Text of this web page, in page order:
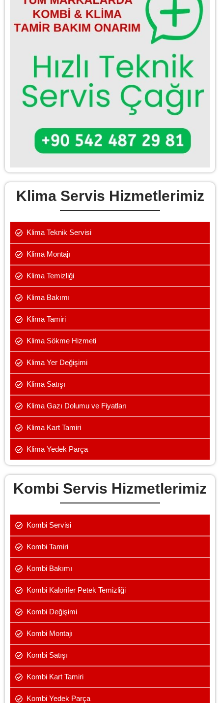
Klima Servis Hizmetlerimiz
Klima Teknik Servisi
Klima Montajı
Klima Temizliği
Klima Bakımı
Klima Tamiri
Klima Sökme Hizmeti
Klima Yer Değişimi
Klima Satışı
Klima Gazı Dolumu ve Fiyatları
Klima Kart Tamiri
Klima Yedek Parça
Kombi Servis Hizmetlerimiz
Kombi Servisi
Kombi Tamiri
Kombi Bakımı
Kombi Kalorifer Petek Temizliği
Kombi Değişimi
Kombi Montajı
Kombi Satışı
Kombi Kart Tamiri
Kombi Yedek Parça